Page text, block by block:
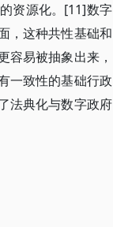
资源化。[11]数字
，这种共性基础和
容易被抽象出来，
一致性的基础行政
法典化与数字政府